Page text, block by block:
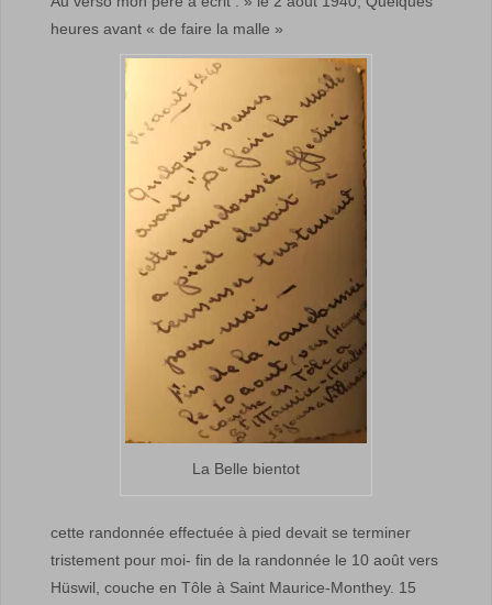
heures avant « de faire la malle »
La Belle bientot
cette randonnée effectuée à pied devait se terminer
tristement pour moi- fin de la randonnée le 10 août vers
Hüswil, couche en Tôle à Saint Maurice-Monthey. 15